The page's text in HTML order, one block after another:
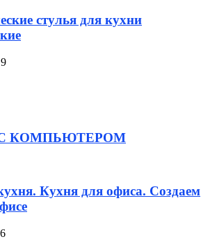
стулья для кухни
КОМПЬЮТЕРОМ
Кухня для офиса. Создаем